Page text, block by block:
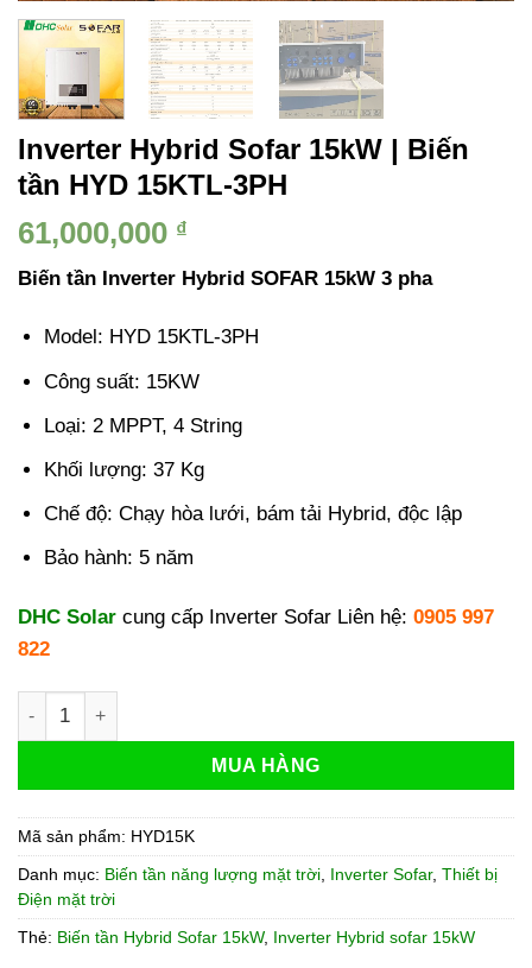
Inverter Hybrid Sofar 15kW | Biến
tần HYD 15KTL-3PH
61,000,000 ₫
Biến tần Inverter Hybrid SOFAR 15kW 3 pha
Model: HYD 15KTL-3PH
Công suất: 15KW
Loại: 2 MPPT, 4 String
Khối lượng: 37 Kg
Chế độ: Chạy hòa lưới, bám tải Hybrid, độc lập
Bảo hành: 5 năm
DHC Solar cung cấp Inverter Sofar Liên hệ: 0905 997
822
Inverter Hybrid Sofar 15kW | Biến tần HYD 15KTL-3PH số
MUA HÀNG
Mã sản phẩm: HYD15K
Danh mục: Biến tần năng lượng mặt trời Inverter Sofar, Thiết bị
Điện mặt trời
Thẻ: Biến tần Hybrid Sofar 15kW, Inverter Hybrid sofar 15kW